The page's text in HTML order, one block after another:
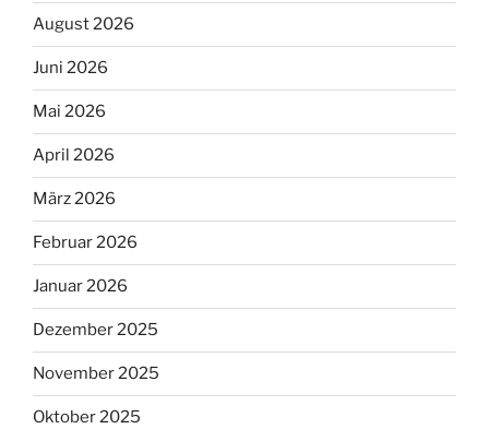
August 2026
Juni 2026
Mai 2026
April 2026
März 2026
Februar 2026
Januar 2026
Dezember 2025
November 2025
Oktober 2025